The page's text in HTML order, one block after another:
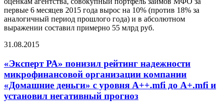
первые 6 месяцев 2015 года вырос на 10% (против 18% за
аналогичный период прошлого года) и в абсолютном
выражении составил примерно 55 млрд руб.
31.08.2015
«Эксперт РА» понизил рейтинг надежности
микрофинансовой организации компании
«Домашние деньги» с уровня А++.mfi до А+.mfi и
установил негативный прогноз